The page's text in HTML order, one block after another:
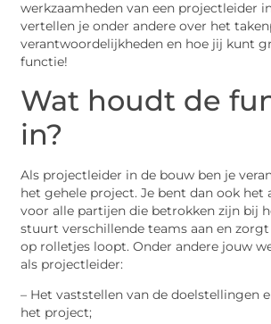
werkzaamheden van een projectleider
vertellen je onder andere over het
verantwoordelijkheden en hoe jij kunt
functie!
Wat houdt de
in?
Als projectleider in de bouw ben je
het gehele project. Je bent dan ook het
voor alle partijen die betrokken zijn bij
stuurt verschillende teams aan en
op rolletjes loopt. Onder andere jouw
als projectleider:
– Het vaststellen van de doelstellingen
het project;